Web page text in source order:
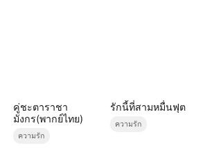
คู่ชะตาราชา
มังกร(พากย์ไทย)
ความรัก
รักนี้ที่สามหมื่นฟุต
ความรัก